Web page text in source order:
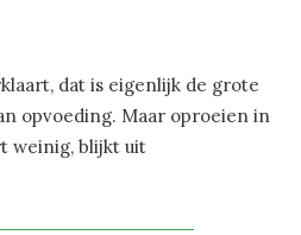
dat is eigenlijk de grote
opvoeding. Maar oproeien in
weinig, blijkt uit